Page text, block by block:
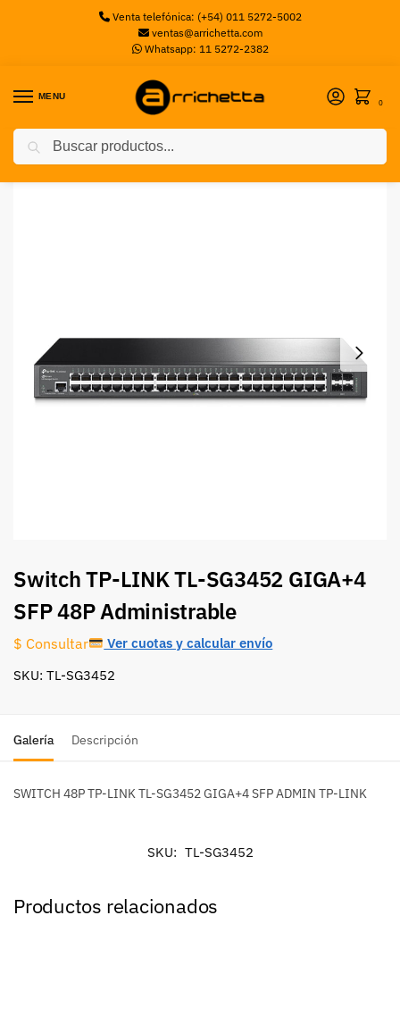
Venta telefónica: (+54) 011 5272-5002
ventas@arrichetta.com
Whatsapp: 11 5272-2382
MENU
0
Inicio Switch Switch TP-LINK TL-SG3452 GIGA+4 SFP 48P Administrable
Switch TP-LINK TL-SG3452 GIGA+4
SFP 48P Administrable
$ Consultar Ver cuotas y calcular envío
SKU: TL-SG3452
Galería Descripción
SWITCH 48P TP-LINK TL-SG3452 GIGA+4 SFP ADMIN TP-LINK
SKU: TL-SG3452
Productos relacionados